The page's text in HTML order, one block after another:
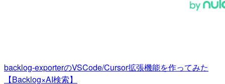
backlog-exporterのVSCode/Cursor拡張機能を作ってみた
【Backlog×AI検索】